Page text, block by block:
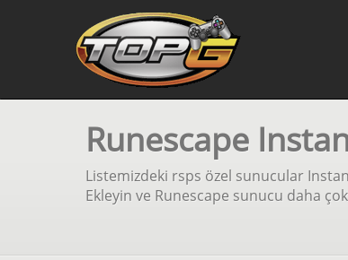
Runescape
Listemizdeki rsps özel sunucular
Ekleyin ve Runescape sunucu daha çok